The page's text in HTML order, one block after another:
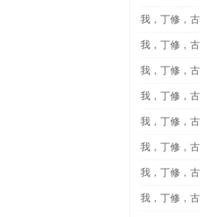
我，丁修，
我，丁修，
我，丁修，
我，丁修，
我，丁修，
我，丁修，
我，丁修，
我，丁修，